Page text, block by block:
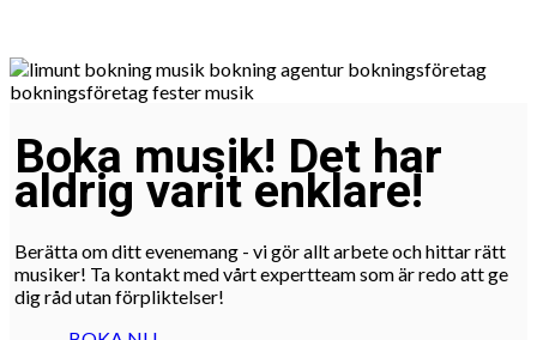
Boka musik! Det har
aldrig varit enklare!
Berätta om ditt evenemang - vi gör allt arbete och hittar rätt
musiker! Ta kontakt med vårt expertteam som är redo att ge
dig råd utan förpliktelser!